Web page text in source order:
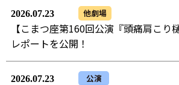
2026.07.23 他劇場
【こまつ座第160回公演『頭痛肩こり
レポートを公開！
2026.07.23 公演